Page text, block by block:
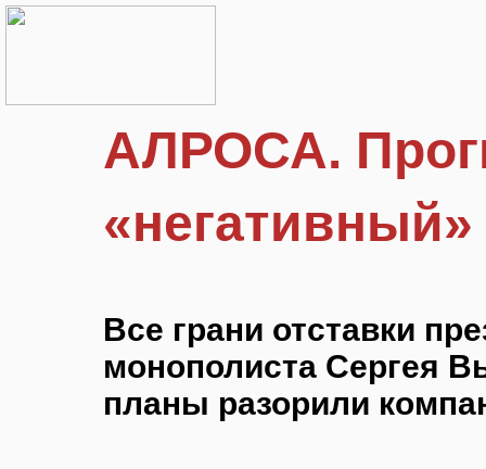
АЛРОСА.
«негативный»
Все грани отставки
монополиста Сергея
планы разорили